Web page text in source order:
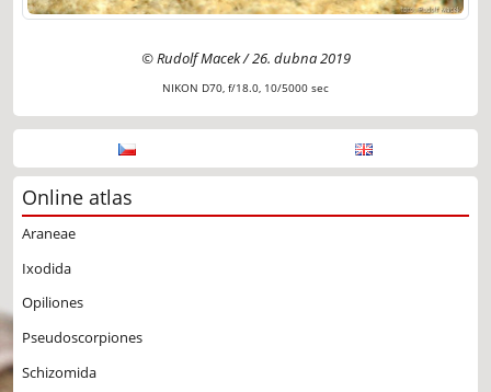
© Rudolf Macek / 26. dubna 2019
NIKON D70, f/18.0, 10/5000 sec
Online atlas
Araneae
Ixodida
Opiliones
Pseudoscorpiones
Schizomida